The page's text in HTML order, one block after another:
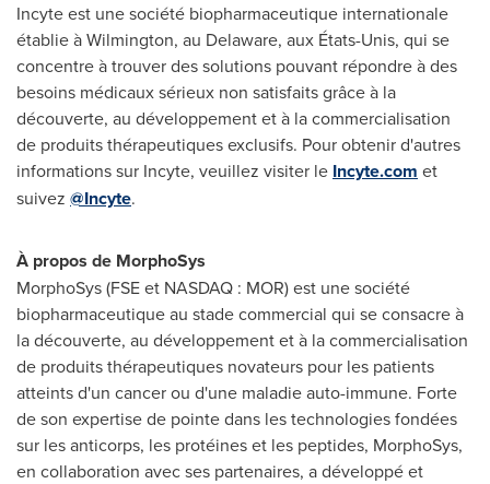
Incyte est une société biopharmaceutique internationale
établie àWilmington, au Delaware, aux États-Unis, qui se
concentre à trouver des solutions pouvant répondre à des
besoins médicaux sérieux non satisfaits grâce à la
découverte, au développement et à la commercialisation
de produits thérapeutiques exclusifs. Pour obtenir d'autres
informations sur Incyte, veuillez visiter le Incyte.com et
suivez @Incyte.
À propos de MorphoSys
MorphoSys (FSE et NASDAQ : MOR) est une société
biopharmaceutique au stade commercial qui se consacre à
la découverte, au développement et à la commercialisation
de produits thérapeutiques novateurs pour les patients
atteints d'un cancer ou d'une maladie auto-immune. Forte
de son expertise de pointe dans les technologies fondées
sur les anticorps, les protéines et les peptides, MorphoSys,
en collaboration avec ses partenaires, a développé et